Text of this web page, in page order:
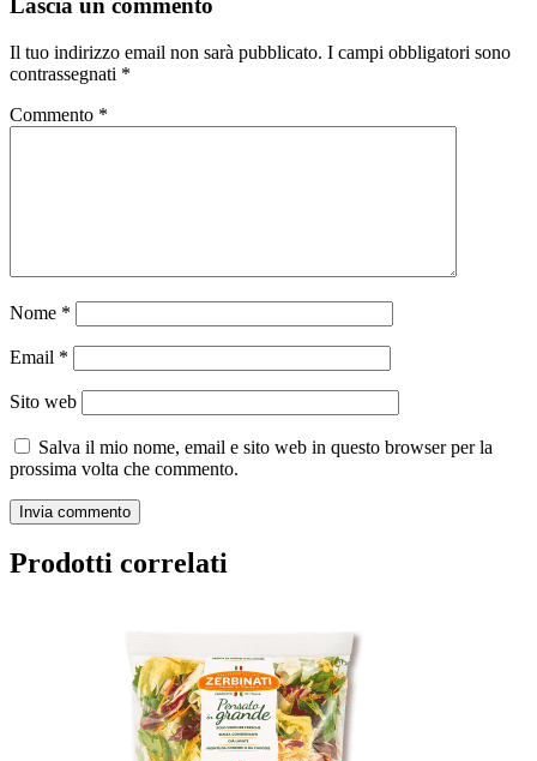
Lascia un commento
Il tuo indirizzo email non sarà pubblicato. I campi obbligatori sono
contrassegnati *
Commento *
Nome *
Email *
Sito web
Salva il mio nome, email e sito web in questo browser per la
prossima volta che commento.
Prodotti correlati